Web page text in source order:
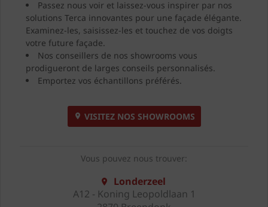
Passez nous voir et laissez-vous inspirer par nos
solutions Terca innovantes pour une façade élégante.
Examinez-les, saisissez-les et touchez de vos doigts
votre future façade.
Nos conseillers de nos showrooms vous
prodigueront de larges conseils personnalisés.
Emportez vos échantillons préférés.
VISITEZ NOS SHOWROOMS
Vous pouvez nous trouver:
Londerzeel
A12 - Koning Leopoldlaan 1